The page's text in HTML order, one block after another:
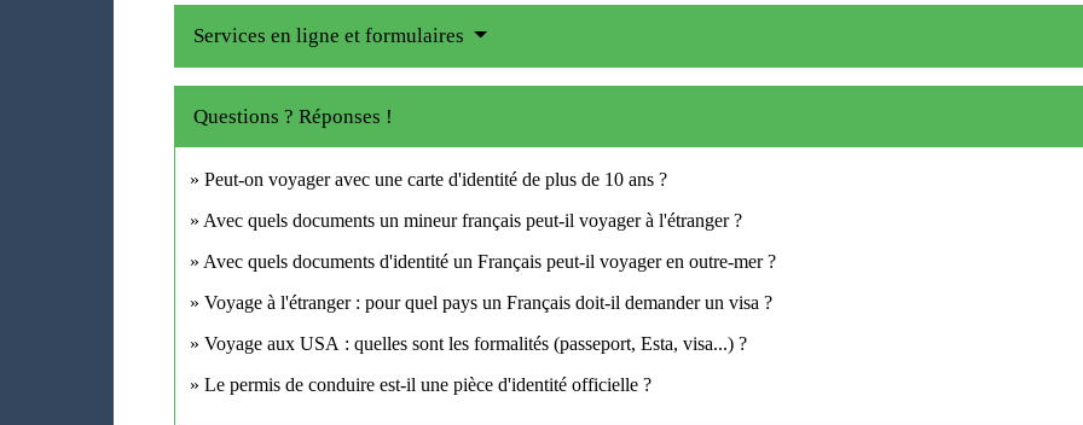
Services en ligne et formulaires
Questions ? Réponses !
Peut-on voyager avec une carte d'identité de plus de 10 ans ?
Avec quels documents un mineur français peut-il voyager à l'étranger ?
Avec quels documents d'identité un Français peut-il voyager en outre-mer ?
Voyage à l'étranger : pour quel pays un Français doit-il demander un visa ?
Voyage aux USA : quelles sont les formalités (passeport, Esta, visa...) ?
Le permis de conduire est-il une pièce d'identité officielle ?